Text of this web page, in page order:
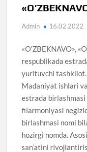
Admin 16.02.2022
«O’ZBEKNAVO»,
respublikada
yurituvchi tashkilot.
Madaniyat ishlari
estrada birlashmasi
filarmoniyasi
birlashmasi nomi
hozirgi nomda.
san’atini